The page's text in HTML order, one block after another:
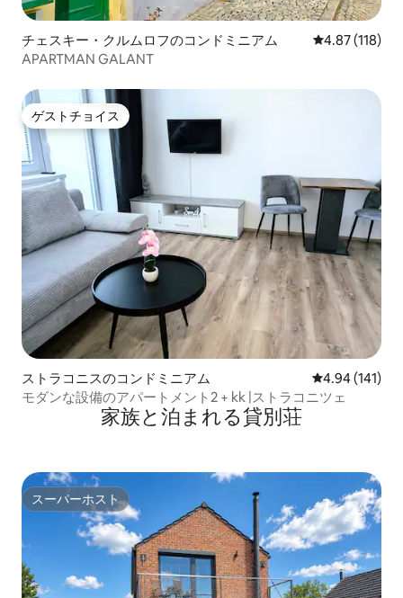
チェスキー・クルムロフのコンドミニアム レビュー118
4.87 (118)
APARTMAN GALANT
ゲストチョイス
ゲストチョイス
ストラコニスのコンドミニアム レビュー141
4.94 (141)
モダンな設備のアパートメント2 + kk |ストラコニツェ
家族と泊まれる貸別荘
スーパーホスト
スーパーホスト